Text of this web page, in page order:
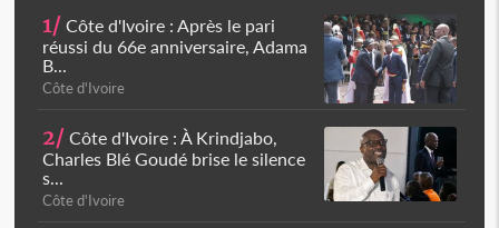
1/ Côte d'Ivoire : Après le pari
réussi du 66e anniversaire, Adama
B...
Côte d'Ivoire
2/ Côte d'Ivoire : À Krindjabo,
Charles Blé Goudé brise le silence
s...
Côte d'Ivoire